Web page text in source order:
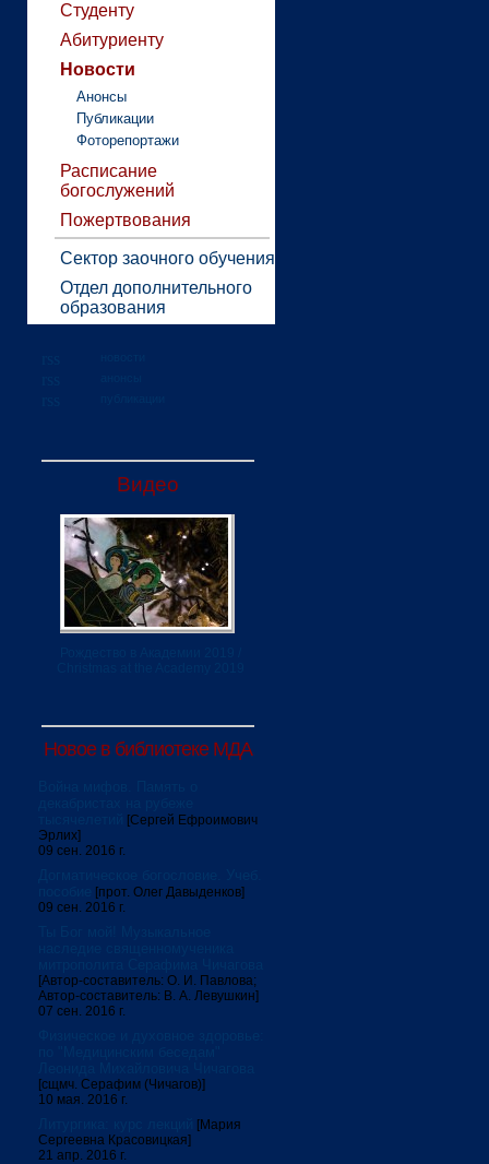
Студенту
Абитуриенту
Новости
Анонсы
Публикации
Фоторепортажи
Расписание
богослужений
Пожертвования
Сектор заочного обучения
Отдел дополнительного
образования
Видео
Новое в библиотеке МДА
[Сергей Ефроимович
Эрлих]
09 сен. 2016 г.
[прот. Олег Давыденков]
09 сен. 2016 г.
[Автор-составитель: О. И. Павлова;
Автор-составитель: В. А. Левушкин]
07 сен. 2016 г.
[сщмч. Серафим (Чичагов)]
10 мая. 2016 г.
[Мария
Сергеевна Красовицкая]
21 апр. 2016 г.